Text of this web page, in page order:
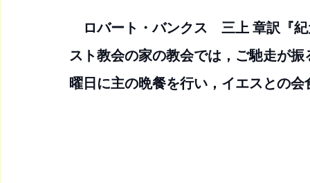
ロバート・バンクス　三上 章訳『
スト教会の家の教会では，ご馳走が
曜日に主の晩餐を行い，イエスとの